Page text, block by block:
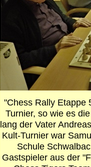
"Chess Rally Etappe
Turnier, so wie es
lang der Vater
Kult-Turnier war
Schule
Gastspieler aus der